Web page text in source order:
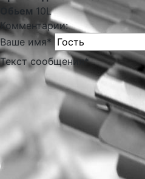
Обьем 10L
Комментарии:
Ваше имя*
Текст сообщения*